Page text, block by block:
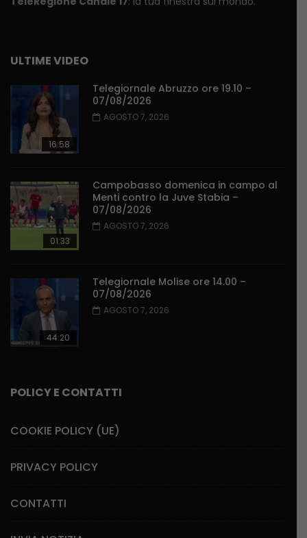
ULTIME VIDEO
16:58
Telegiornale Abruzzo ore 19.10 –
07/08/2026
AGOSTO 7, 2026
01:33
Campobasso domenica in campo al
Menti contro la Juve Stabia –
07/08/2026
AGOSTO 7, 2026
44:20
Telegiornale Molise ore 14.00 –
07/08/2026
AGOSTO 7, 2026
POLICY E CONTATTI
COOKIE POLICY (UE)
PRIVACY POLICY
CONTATTI